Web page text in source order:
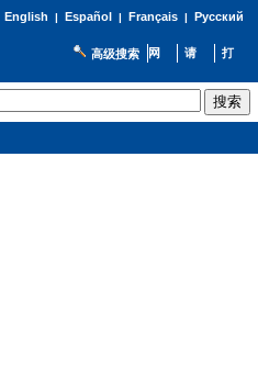
English | Español | Français| Русский
高级搜索